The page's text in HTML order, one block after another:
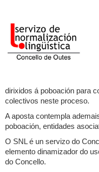
dirixidos á poboación para
colectivos neste proceso.
A aposta contempla
poboación, entidades
O SNL é un servizo do
elemento dinamizador do
do Concello.